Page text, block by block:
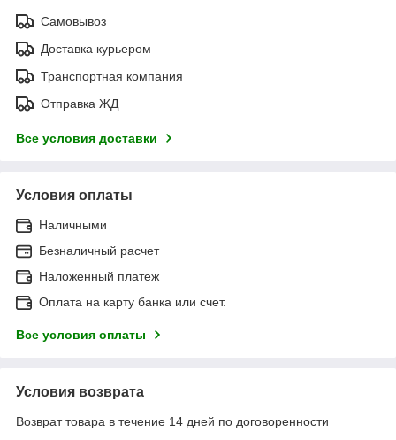
Самовывоз
Доставка курьером
Транспортная компания
Отправка ЖД
Все условия доставки
Условия оплаты
Наличными
Безналичный расчет
Наложенный платеж
Оплата на карту банка или счет.
Все условия оплаты
Условия возврата
Возврат товара в течение 14 дней по договоренности